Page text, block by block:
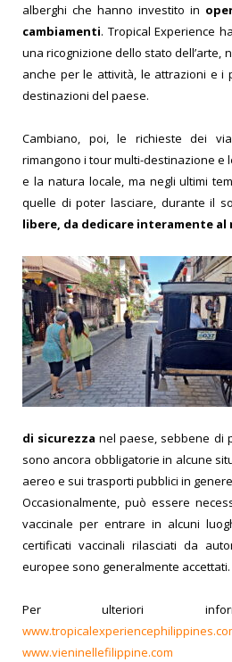
alberghi che hanno investito in
cambiamenti. Tropical Experience
una ricognizione dello stato dell’arte,
anche per le attività, le attrazioni e i
destinazioni del paese.
Cambiano, poi, le richieste dei
rimangono i tour multi-destinazione e
e la natura locale, ma negli ultimi
quelle di poter lasciare, durante il
libere, da dedicare interamente al
di sicurezza nel paese, sebbene di
sono ancora obbligatorie in alcune
aereo e sui trasporti pubblici in
Occasionalmente, può essere
vaccinale per entrare in alcuni
certificati vaccinali rilasciati da
europee sono generalmente accettati.
Per ulteriori
www.vieninellefilippine.com